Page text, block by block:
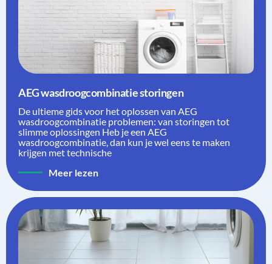
AEG wasdroogcombinatie storingen
De ultieme gids voor het oplossen van AEG
wasdroogcombinatie problemen: van storingen tot
slimme oplossingen Heb je een AEG
wasdroogcombinatie, dan kun je wel eens te maken
krijgen met technische
Meer lezen